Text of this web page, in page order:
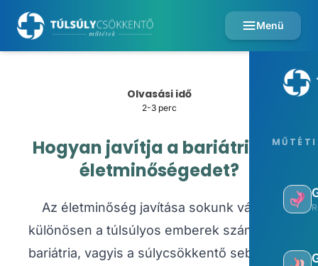
Menü
MŰTÉTI
Olvasási idő
2-3 perc
Hogyan javítja a bariátria az
életminőségedet?
Az életminőség javítása sokunk vágya,
különösen a túlsúlyos emberek számára. A
bariátria, vagyis a súlycsökkentő sebészet,